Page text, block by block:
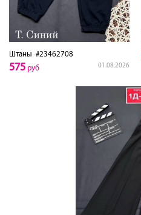
Штаны #23462708
01.08.2026
575 руб